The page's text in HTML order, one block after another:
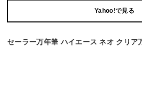
Yahoo!で見る
セーラー万年筆 ハイエース ネオ クリ